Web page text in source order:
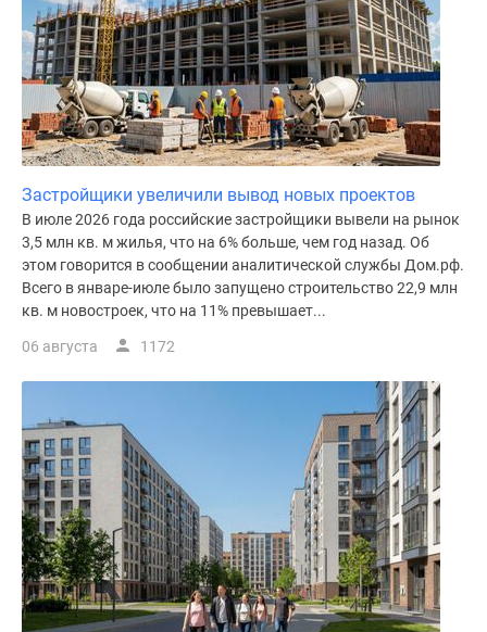
Дома
коттеджи
Коттеджные
поселки
Новой
Москве
Готовые
коттеджные
поселки
Строящиеся
поселки
Коттеджные
лесу
Коттеджные
поселки
водоема
Коттеджные
поселки
Застройщики увеличили вывод новых проектов
В июле 2026 года российские застройщики вывели на рынок
3,5 млн кв. м жилья, что на 6% больше, чем год назад. Об
этом говорится в сообщении аналитической службы Дом.рф.
Всего в январе-июле было запущено строительство 22,9 млн
кв. м новостроек, что на 11% превышает...
06 августа 1172